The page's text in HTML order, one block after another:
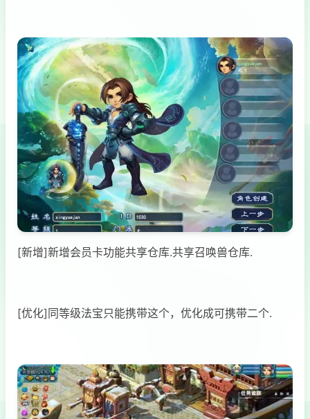
[新增]新增会员卡功能共享仓库.共享召唤兽仓库.
[优化]同等级法宝只能携带这个，优化成可携带二个.